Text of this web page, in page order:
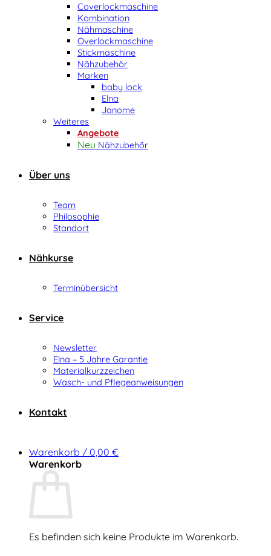
Coverlockmaschine
Kombination
Nähmaschine
Overlockmaschine
Stickmaschine
Nähzubehör
Marken
baby lock
Elna
Janome
Weiteres
Angebote
Nähzubehör
Über uns
Team
Philosophie
Standort
Nähkurse
Terminübersicht
Service
Newsletter
Elna – 5 Jahre Garantie
Materialkurzzeichen
Wasch- und Pflegeanweisungen
Kontakt
Warenkorb / 0,00 €
Warenkorb
Es befinden sich keine Produkte im Warenkorb.